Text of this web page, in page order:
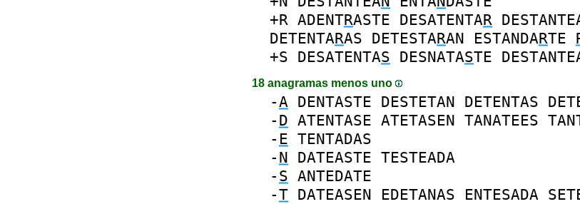
+R ADENTRASTE DESATENTAR
DETENTARAS DETESTARAN ESTANDARTE
+S DESATENTAS DESNATASTE
18 anagramas menos uno
-A DENTASTE DESTETAN DETENTAS
- D ATENTASE ATETASEN TANATEES
- E TENTADAS
- N DATEASTE TESTEADA
- S ANTEDATE
-T DATEASEN EDETANAS ENTESADA